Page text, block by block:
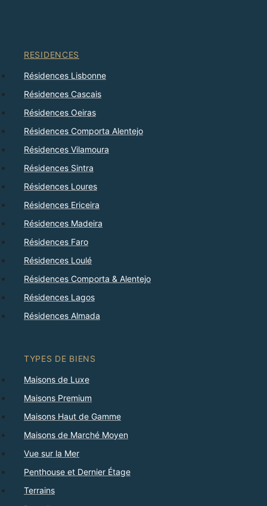
RESIDENCES
Résidences Lisbonne
Résidences Cascais
Résidences Oeiras
Résidences Comporta Alentejo
Résidences Vilamoura
Résidences Sintra
Résidences Loures
Résidences Ericeira
Résidences Madeira
Résidences Faro
Résidences Loulé
Résidences Comporta & Alentejo
Résidences Lagos
Résidences Almada
TYPES DE BIENS
Maisons de Luxe
Maisons Premium
Maisons Haut de Gamme
Maisons de Marché Moyen
Vue sur la Mer
Penthouse et Dernier Étage
Terrains